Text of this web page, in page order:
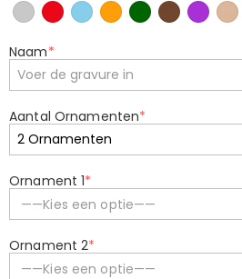
Naam*
Aantal Ornamenten*
Ornament 1*
——Kies een optie——
Ornament 2*
——Kies een optie——